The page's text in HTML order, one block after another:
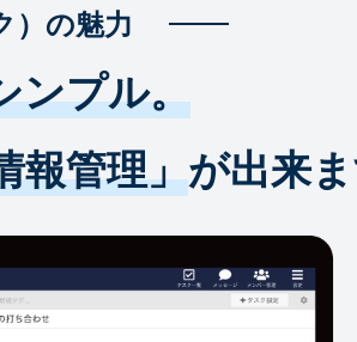
）の魅力
ンプル。
報管理」が出来ま